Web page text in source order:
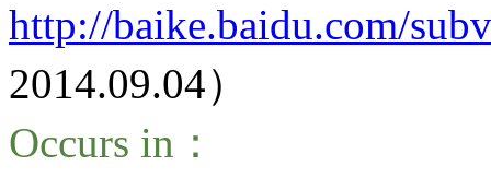
http://baike.baidu.com/
2014.09.04）
Occurs in：